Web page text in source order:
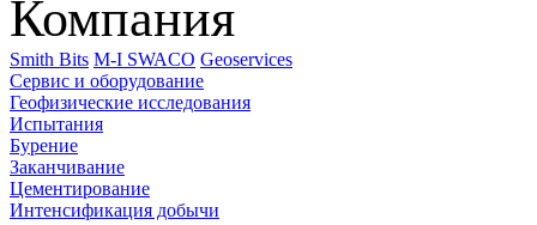
Компания
Smith Bits M-I SWACO Geoservices
Сервис и оборудование
Геофизические исследования
Испытания
Бурение
Заканчивание
Цементирование
Интенсификация добычи